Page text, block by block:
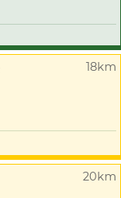
18km
20km